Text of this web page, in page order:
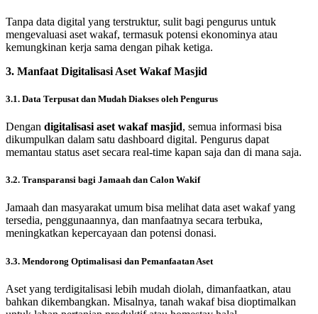
Tanpa data digital yang terstruktur, sulit bagi pengurus untuk
mengevaluasi aset wakaf, termasuk potensi ekonominya atau
kemungkinan kerja sama dengan pihak ketiga.
3. Manfaat Digitalisasi Aset Wakaf Masjid
3.1. Data Terpusat dan Mudah Diakses oleh Pengurus
Dengan digitalisasi aset wakaf masjid, semua informasi bisa
dikumpulkan dalam satu dashboard digital. Pengurus dapat
memantau status aset secara real-time kapan saja dan di mana saja.
3.2. Transparansi bagi Jamaah dan Calon Wakif
Jamaah dan masyarakat umum bisa melihat data aset wakaf yang
tersedia, penggunaannya, dan manfaatnya secara terbuka,
meningkatkan kepercayaan dan potensi donasi.
3.3. Mendorong Optimalisasi dan Pemanfaatan Aset
Aset yang terdigitalisasi lebih mudah diolah, dimanfaatkan, atau
bahkan dikembangkan. Misalnya, tanah wakaf bisa dioptimalkan